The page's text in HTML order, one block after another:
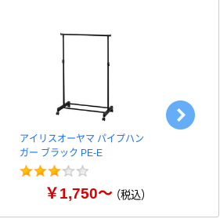
アイリスオーヤマ パイプハン
ガー ブラック PE-E
￥1,750～（税込）